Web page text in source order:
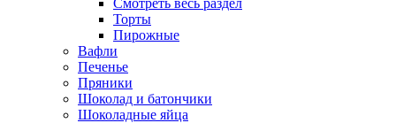
Смотреть весь раздел
Торты
Пирожные
Вафли
Печенье
Пряники
Шоколад и батончики
Шоколадные яйца